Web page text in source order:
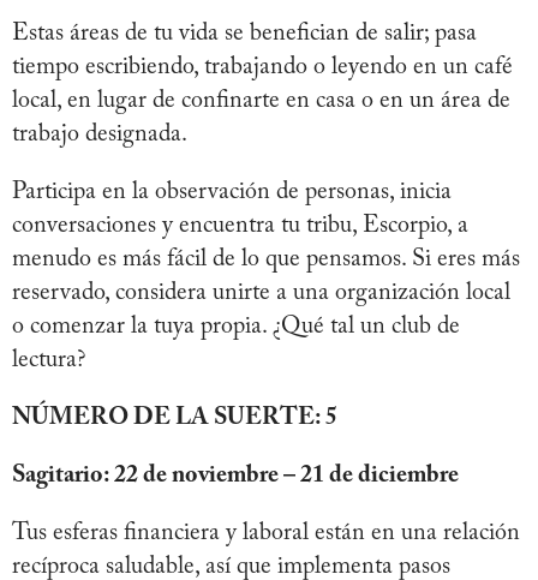
Estas áreas de tu vida se benefician de salir; pasa
tiempo escribiendo, trabajando o leyendo en un café
local, en lugar de confinarte en casa o en un área de
trabajo designada.
Participa en la observación de personas, inicia
conversaciones y encuentra tu tribu, Escorpio, a
menudo es más fácil de lo que pensamos. Si eres más
reservado, considera unirte a una organización local
o comenzar la tuya propia. ¿Qué tal un club de
lectura?
NÚMERO DE LA SUERTE: 5
Sagitario: 22 de noviembre – 21 de diciembre
Tus esferas financiera y laboral están en una relación
recíproca saludable, así que implementa pasos